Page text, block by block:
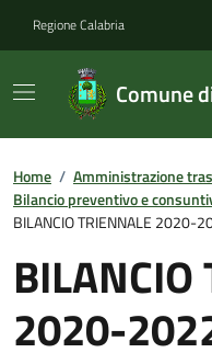
Regione Calabria
Comune
Home / Amministrazione
Bilancio preventivo e
BILANCIO TRIENNALE 2020-
BILANCIO
2020-